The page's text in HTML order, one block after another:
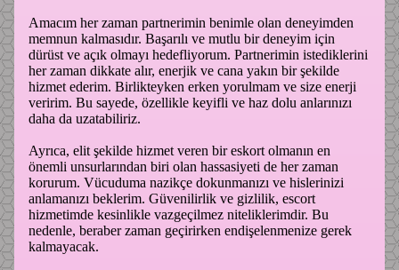
Amacım her zaman partnerimin benimle olan deneyimden
memnun kalmasıdır. Başarılı ve mutlu bir deneyim için
dürüst ve açık olmayı hedefliyorum. Partnerimin istediklerini
her zaman dikkate alır, enerjik ve cana yakın bir şekilde
hizmet ederim. Birlikteyken erken yorulmam ve size enerji
veririm. Bu sayede, özellikle keyifli ve haz dolu anlarınızı
daha da uzatabiliriz.
Ayrıca, elit şekilde hizmet veren bir eskort olmanın en
önemli unsurlarından biri olan hassasiyeti de her zaman
korurum. Vücuduma nazikçe dokunmanızı ve hislerinizi
anlamanızı beklerim. Güvenilirlik ve gizlilik, escort
hizmetimde kesinlikle vazgeçilmez niteliklerimdir. Bu
nedenle, beraber zaman geçirirken endişelenmenize gerek
kalmayacak.